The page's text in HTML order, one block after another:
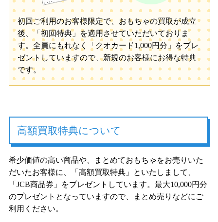
初回ご利用のお客様限定で、おもちゃの買取が成立
後、「初回特典」を適用させていただいておりま
す。全員にもれなく「クオカード1,000円分」をプレ
ゼントしていますので、新規のお客様にお得な特典
です。
高額買取特典について
希少価値の高い商品や、まとめておもちゃをお売りいた
だいたお客様に、「高額買取特典」といたしまして、
「JCB商品券」をプレゼントしています。最大10,000円分
のプレゼントとなっていますので、まとめ売りなどにご
利用ください。